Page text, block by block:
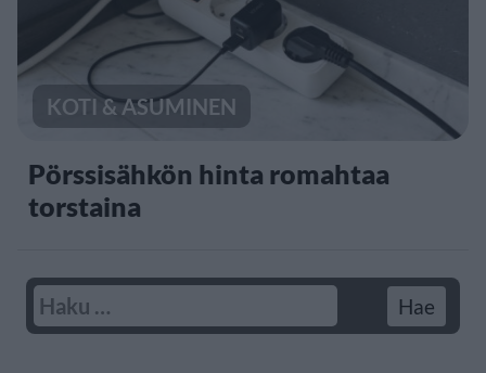
KOTI & ASUMINEN
Pörssisähkön hinta romahtaa
torstaina